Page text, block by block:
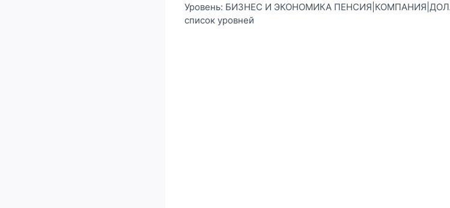
Уровень: БИЗНЕС И ЭКОНОМИКА
список уровней